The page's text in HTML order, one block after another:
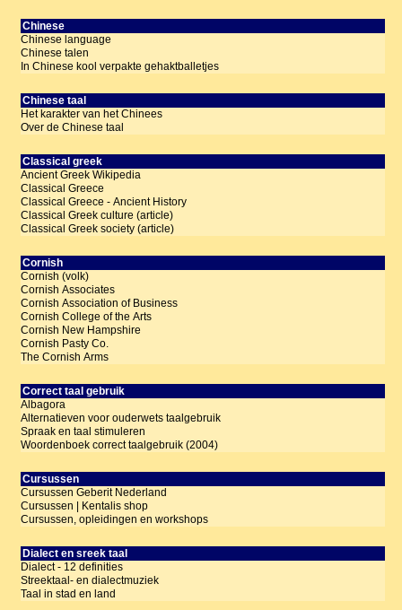
Chinese
Chinese language
Chinese talen
In Chinese kool verpakte gehaktballetjes
Chinese taal
Het karakter van het Chinees
Over de Chinese taal
Classical greek
Ancient Greek Wikipedia
Classical Greece
Classical Greece - Ancient History
Classical Greek culture (article)
Classical Greek society (article)
Cornish
Cornish (volk)
Cornish Associates
Cornish Association of Business
Cornish College of the Arts
Cornish New Hampshire
Cornish Pasty Co.
The Cornish Arms
Correct taal gebruik
Albagora
Alternatieven voor ouderwets taalgebruik
Spraak en taal stimuleren
Woordenboek correct taalgebruik (2004)
Cursussen
Cursussen Geberit Nederland
Cursussen | Kentalis shop
Cursussen, opleidingen en workshops
Dialect en sreek taal
Dialect - 12 definities
Streektaal- en dialectmuziek
Taal in stad en land